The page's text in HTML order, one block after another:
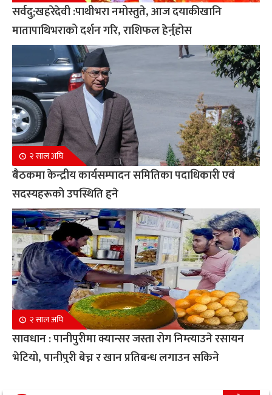
सर्वदु;खहरेदेवी :पाथीभरा नमोस्तुते, आज दयाकीखानि
मातापाथिभराको दर्शन गरि, राशिफल हेर्नुहोस
२ साल अघि
बैठकमा केन्द्रीय कार्यसम्पादन समितिका पदाधिकारी एवं
सदस्यहरूको उपस्थिति हुने
२ साल अघि
सावधान : पानीपुरीमा क्यान्सर जस्ता रोग निम्त्याउने रसायन
भेटियो, पानीपुरी बेच्न र खान प्रतिबन्ध लगाउन सकिने